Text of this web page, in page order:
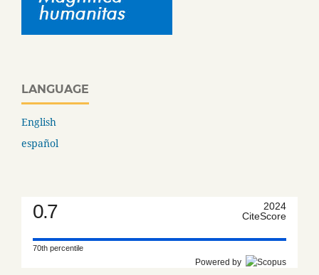
LANGUAGE
English
español
0.7
2024
CiteScore
70th percentile
Powered by